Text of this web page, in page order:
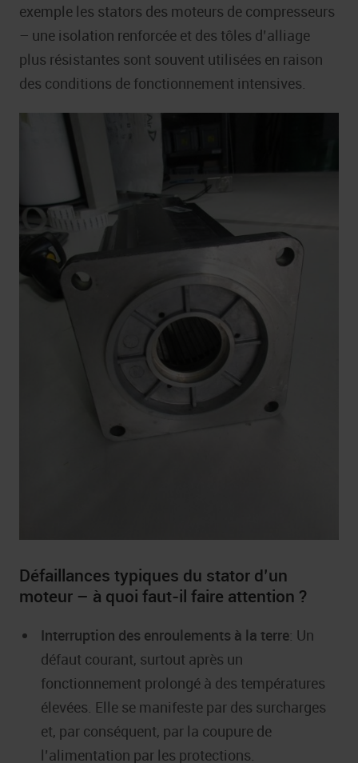
exemple les stators des moteurs de compresseurs
– une isolation renforcée et des tôles d’alliage
plus résistantes sont souvent utilisées en raison
des conditions de fonctionnement intensives.
Défaillances typiques du stator d’un
moteur – à quoi faut-il faire attention ?
Interruption des enroulements à la terre: Un
défaut courant, surtout après un
fonctionnement prolongé à des températures
élevées. Elle se manifeste par des surcharges
et, par conséquent, par la coupure de
l’alimentation par les protections.